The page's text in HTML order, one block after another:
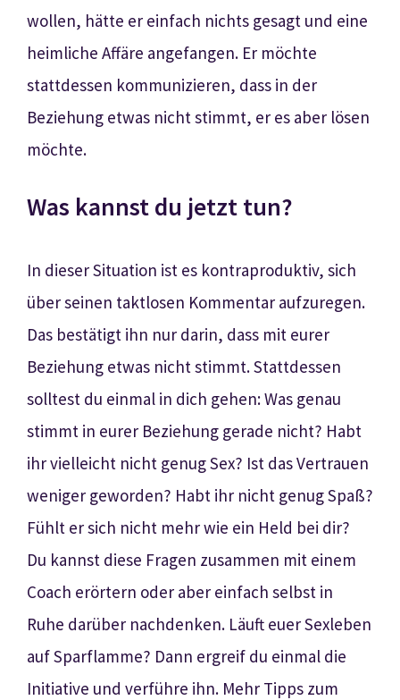
wollen, hätte er einfach nichts gesagt und eine
heimliche Affäre angefangen. Er möchte
stattdessen kommunizieren, dass in der
Beziehung etwas nicht stimmt, er es aber lösen
möchte.
Was kannst du jetzt tun?
In dieser Situation ist es kontraproduktiv, sich
über seinen taktlosen Kommentar aufzuregen.
Das bestätigt ihn nur darin, dass mit eurer
Beziehung etwas nicht stimmt. Stattdessen
solltest du einmal in dich gehen: Was genau
stimmt in eurer Beziehung gerade nicht? Habt
ihr vielleicht nicht genug Sex? Ist das Vertrauen
weniger geworden? Habt ihr nicht genug Spaß?
Fühlt er sich nicht mehr wie ein Held bei dir?
Du kannst diese Fragen zusammen mit einem
Coach erörtern oder aber einfach selbst in
Ruhe darüber nachdenken. Läuft euer Sexleben
auf Sparflamme? Dann ergreif du einmal die
Initiative und verführe ihn. Mehr Tipps zum